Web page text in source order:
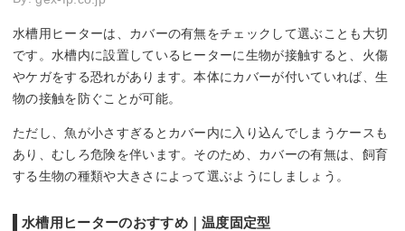
水槽用ヒーターは、カバーの有無をチェックして選ぶことも大切
です。水槽内に設置しているヒーターに生物が接触すると、火傷
やケガをする恐れがあります。本体にカバーが付いていれば、生
物の接触を防ぐことが可能。
ただし、魚が小さすぎるとカバー内に入り込んでしまうケースも
あり、むしろ危険を伴います。そのため、カバーの有無は、飼育
する生物の種類や大きさによって選ぶようにしましょう。
水槽用ヒーターのおすすめ｜温度固定型